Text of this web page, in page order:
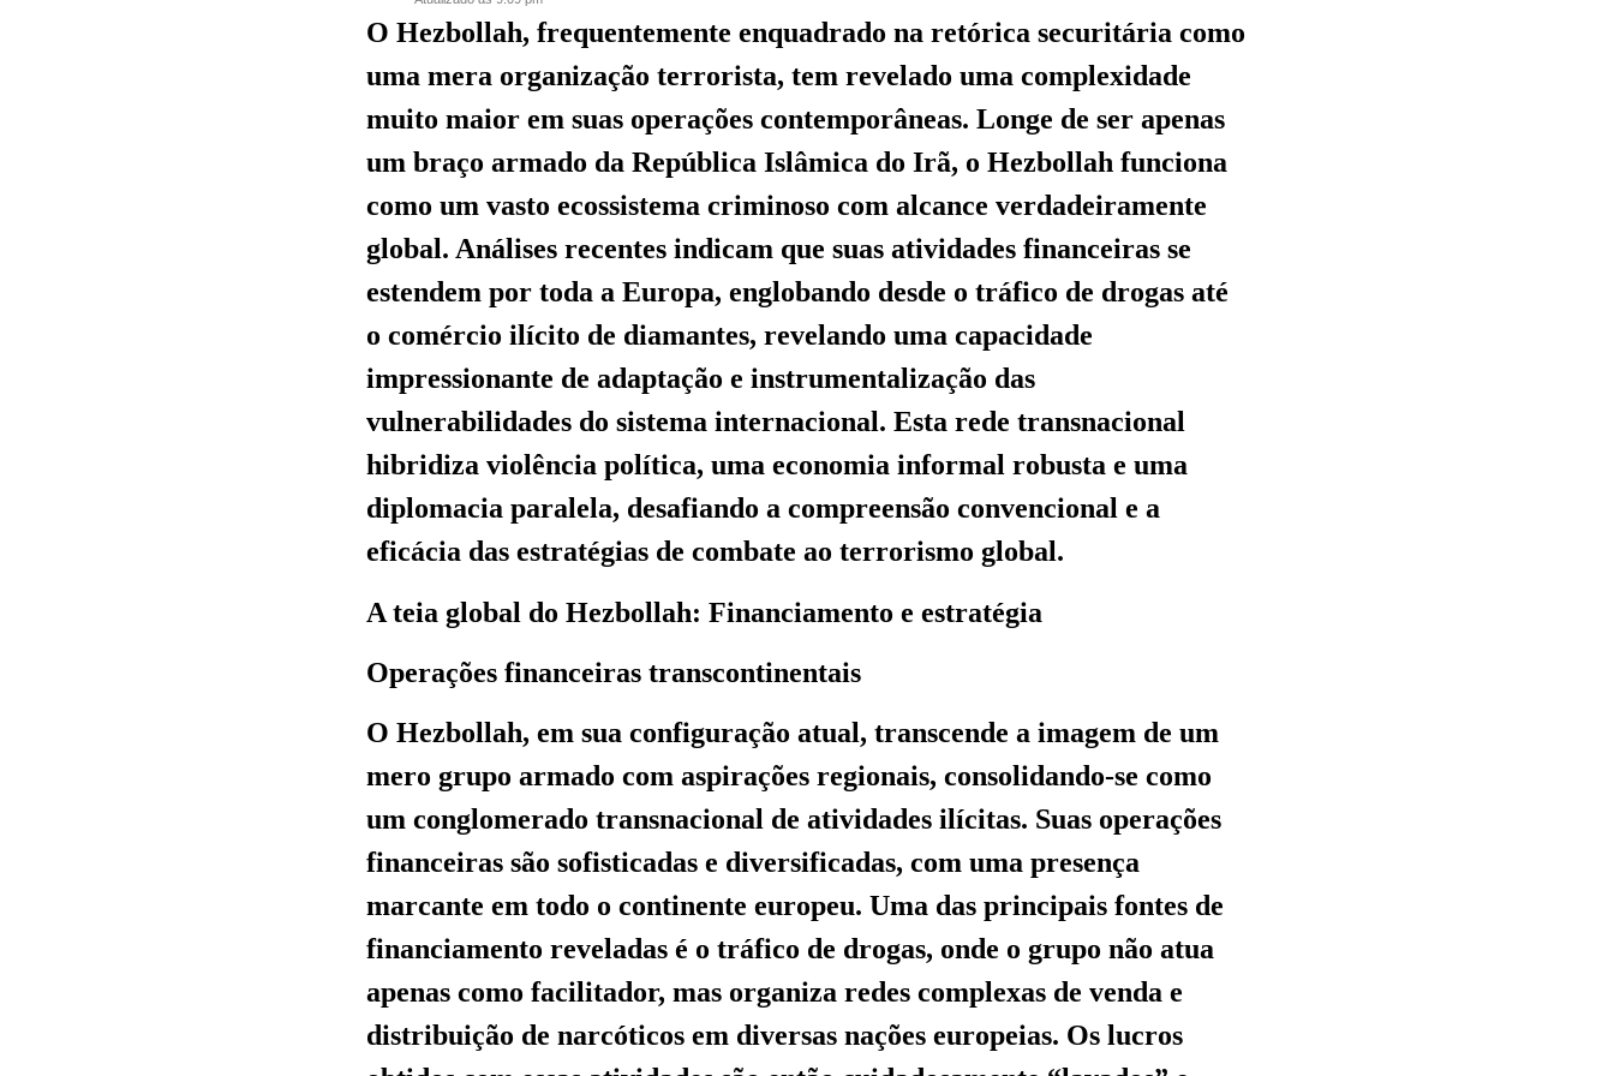
O Hezbollah, frequentemente enquadrado na retórica securitária como
uma mera organização terrorista, tem revelado uma complexidade
muito maior em suas operações contemporâneas. Longe de ser apenas
um braço armado da República Islâmica do Irã, o Hezbollah funciona
como um vasto ecossistema criminoso com alcance verdadeiramente
global. Análises recentes indicam que suas atividades financeiras se
estendem por toda a Europa, englobando desde o tráfico de drogas até
o comércio ilícito de diamantes, revelando uma capacidade
impressionante de adaptação e instrumentalização das
vulnerabilidades do sistema internacional. Esta rede transnacional
hibridiza violência política, uma economia informal robusta e uma
diplomacia paralela, desafiando a compreensão convencional e a
eficácia das estratégias de combate ao terrorismo global.
A teia global do Hezbollah: Financiamento e estratégia
Operações financeiras transcontinentais
O Hezbollah, em sua configuração atual, transcende a imagem de um
mero grupo armado com aspirações regionais, consolidando-se como
um conglomerado transnacional de atividades ilícitas. Suas operações
financeiras são sofisticadas e diversificadas, com uma presença
marcante em todo o continente europeu. Uma das principais fontes de
financiamento reveladas é o tráfico de drogas, onde o grupo não atua
apenas como facilitador, mas organiza redes complexas de venda e
distribuição de narcóticos em diversas nações europeias. Os lucros